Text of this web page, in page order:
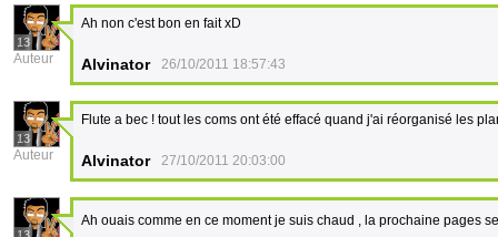
13
Auteur
Ah non c'est bon en fait xD
Alvinator 26/10/2011 18:57:43
13
Auteur
Flute a bec ! tout les coms ont été effacé quand j'ai réorganisé les
Alvinator 27/10/2011 20:03:00
Ah ouais comme en ce moment je suis chaud , la prochaine pages